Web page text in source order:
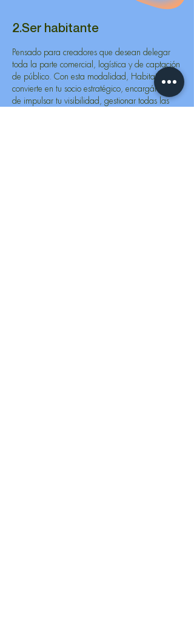
2.Ser habitante
Pensado para creadores que desean delegar
toda la parte comercial, logística y de captación
de público. Con esta modalidad, Habitat se
convierte en tu socio estratégico, encargándose
de impulsar tu visibilidad, gestionar todas las